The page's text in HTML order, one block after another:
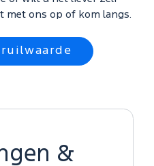
met ons op of kom langs.
&